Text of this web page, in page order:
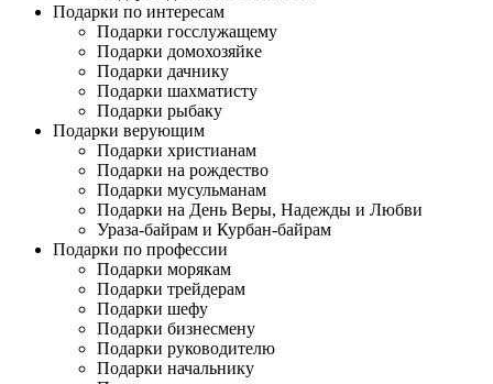
Подарки по интересам
Подарки госслужащему
Подарки домохозяйке
Подарки дачнику
Подарки шахматисту
Подарки рыбаку
Подарки верующим
Подарки христианам
Подарки на рождество
Подарки мусульманам
Подарки на День Веры, Надежды и Любви
Ураза-байрам и Курбан-байрам
Подарки по профессии
Подарки морякам
Подарки трейдерам
Подарки шефу
Подарки бизнесмену
Подарки руководителю
Подарки начальнику